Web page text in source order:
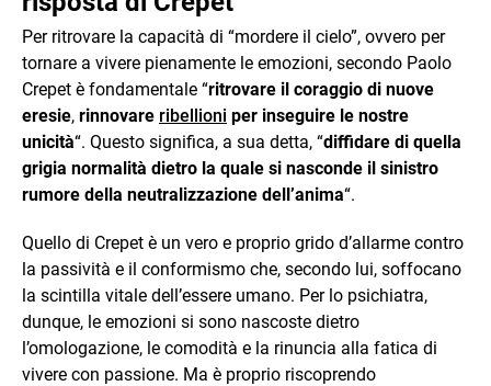
Per ritrovare la capacità di “mordere il cielo”, ovvero per
tornare a vivere pienamente le emozioni, secondo Paolo
Crepet è fondamentale “ritrovare il coraggio di nuove
eresie, rinnovare ribellioni per inseguire le nostre
unicità“. Questo significa, a sua detta, “diffidare di quella
grigia normalità dietro la quale si nasconde il sinistro
rumore della neutralizzazione dell’anima“.
Quello di Crepet è un vero e proprio grido d’allarme contro
la passività e il conformismo che, secondo lui, soffocano
la scintilla vitale dell’essere umano. Per lo psichiatra,
dunque, le emozioni si sono nascoste dietro
l’omologazione, le comodità e la rinuncia alla fatica di
vivere con passione. Ma è proprio riscoprendo